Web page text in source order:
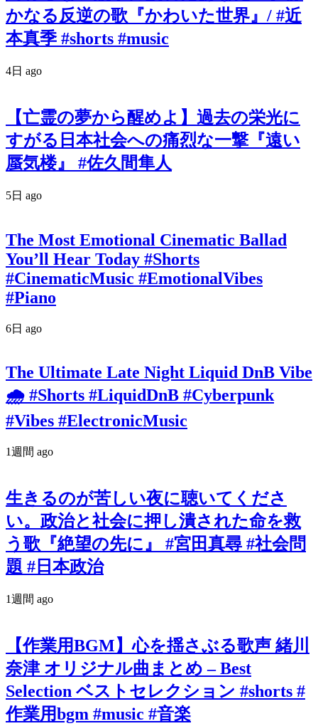
かなる反逆の歌『かわいた世界』/ #近
本真季 #shorts #music
4日 ago
【亡霊の夢から醒めよ】過去の栄光に
すがる日本社会への痛烈な一撃『遠い
蜃気楼』 #佐久間隼人
5日 ago
The Most Emotional Cinematic Ballad
You’ll Hear Today #Shorts
#CinematicMusic #EmotionalVibes
#Piano
6日 ago
The Ultimate Late Night Liquid DnB Vibe
🌧️ #Shorts #LiquidDnB #Cyberpunk
#Vibes #ElectronicMusic
1週間 ago
生きるのが苦しい夜に聴いてくださ
い。政治と社会に押し潰された命を救
う歌『絶望の先に』 #宮田真尋 #社会問
題 #日本政治
1週間 ago
【作業用BGM】心を揺さぶる歌声 緒川
奈津 オリジナル曲まとめ – Best
Selection ベストセレクション #shorts #
作業用bgm #music #音楽